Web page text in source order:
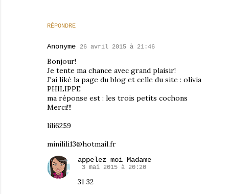
RÉPONDRE
Anonyme 26 avril 2015 à 21:46
Bonjour!
Je tente ma chance avec grand plaisir!
J'ai liké la page du blog et celle du site : olivia
PHILIPPE
ma réponse est : les trois petits cochons
Merci!!!
lili6259
minilili13@hotmail.fr
appelez moi Madame
3 mai 2015 à 20:20
31 32